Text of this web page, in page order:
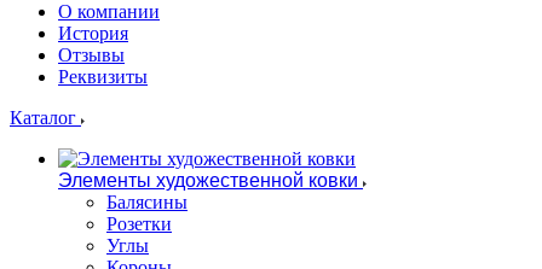
О компании
История
Отзывы
Реквизиты
Каталог
Элементы художественной ковки
Балясины
Розетки
Углы